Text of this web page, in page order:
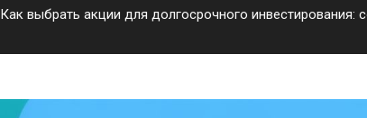
Как выбрать акции для долгосрочного инвестирования: